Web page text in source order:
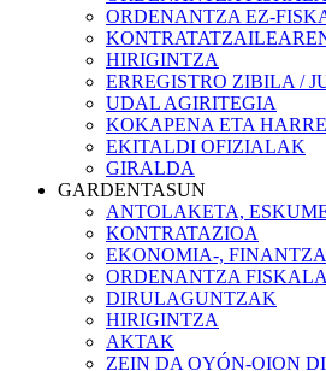
ORDENANTZA EZ-
HIRIGINTZA
ERREGISTRO ZIBILA /
UDAL AGIRITEGIA
KOKAPENA ETA
EKITALDI OFIZIALAK
GIRALDA
GARDENTASUN
ANTOLAKETA,
KONTRATAZIOA
EKONOMIA-,
ORDENANTZA
DIRULAGUNTZAK
HIRIGINTZA
AKTAK
ZEIN DA OYÓN-OION